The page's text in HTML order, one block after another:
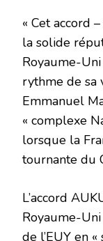
« Cet accord
la solide
Royaume-
rythme de sa
Emmanuel
« complexe
lorsque la
tournante du
L’accord
Royaume-
de l’EUY en